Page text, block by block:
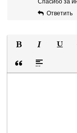
Спасибо за
Ответить
Вставка цитаты
Вставка